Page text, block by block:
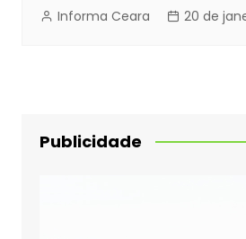
Informa Ceara 20 de
Publicidade